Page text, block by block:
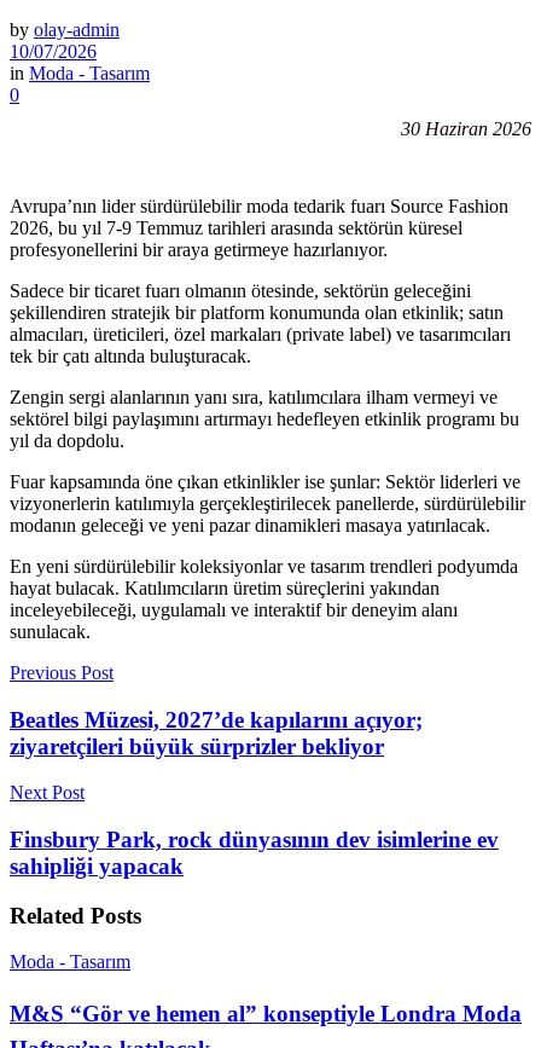
by olay-admin
10/07/2026
in Moda - Tasarım
0
30 Haziran 2026
Avrupa’nın lider sürdürülebilir moda tedarik fuarı Source Fashion
2026, bu yıl 7-9 Temmuz tarihleri arasında sektörün küresel
profesyonellerini bir araya getirmeye hazırlanıyor.
Sadece bir ticaret fuarı olmanın ötesinde, sektörün geleceğini
şekillendiren stratejik bir platform konumunda olan etkinlik; satın
almacıları, üreticileri, özel markaları (private label) ve tasarımcıları
tek bir çatı altında buluşturacak.
Zengin sergi alanlarının yanı sıra, katılımcılara ilham vermeyi ve
sektörel bilgi paylaşımını artırmayı hedefleyen etkinlik programı bu
yıl da dopdolu.
Fuar kapsamında öne çıkan etkinlikler ise şunlar: Sektör liderleri ve
vizyonerlerin katılımıyla gerçekleştirilecek panellerde, sürdürülebilir
modanın geleceği ve yeni pazar dinamikleri masaya yatırılacak.
En yeni sürdürülebilir koleksiyonlar ve tasarım trendleri podyumda
hayat bulacak. Katılımcıların üretim süreçlerini yakından
inceleyebileceği, uygulamalı ve interaktif bir deneyim alanı
sunulacak.
Previous Post
Beatles Müzesi, 2027’de kapılarını açıyor;
ziyaretçileri büyük sürprizler bekliyor
Next Post
Finsbury Park, rock dünyasının dev isimlerine ev
sahipliği yapacak
Related Posts
Moda - Tasarım
M&S “Gör ve hemen al” konseptiyle Londra Moda